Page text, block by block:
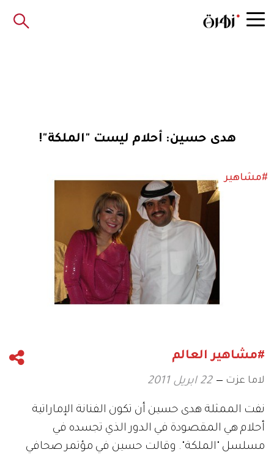
هدى حسين: أحلام ليست "الملكة"!
#مشاهير
#مشاهير العالم
لاما عزت 22 ابريل 2011
نفت الممثلة هدى حسين أن تكون الفنانة الإماراتية
أحلام هي المقصودة في الدور الذي تجسده في
مسلسل "الملكة". وقالت حسين في مؤتمر صحافي